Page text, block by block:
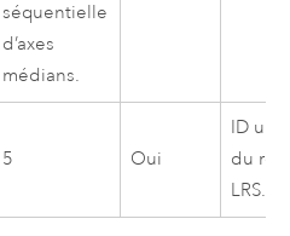
séquentielle
d’axes
médians.
5 Oui
ID
du
LRS.